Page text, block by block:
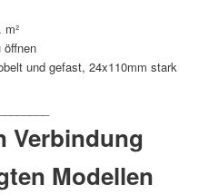
und gefast, 24x110mm stark
Verbindung
Modellen